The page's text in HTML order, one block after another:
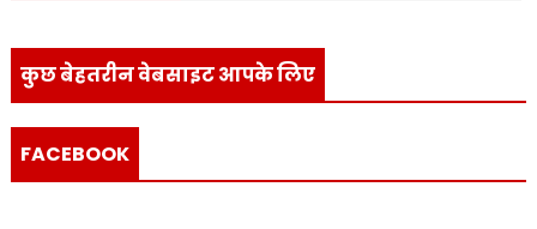
कुछ बेहतरीन वेबसाइट आपके लिए
FACEBOOK